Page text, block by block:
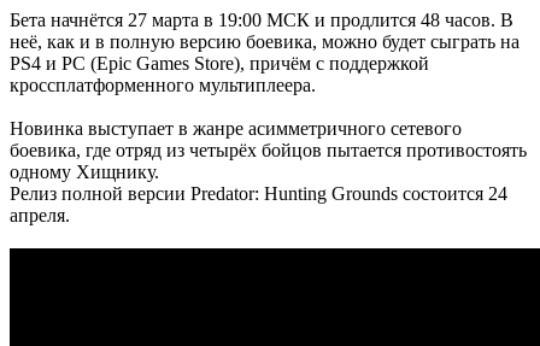
Бета начнётся 27 марта в 19:00 МСК и продлится 48 часов. В
неё, как и в полную версию боевика, можно будет сыграть на
PS4 и РС (Epic Games Store), причём с поддержкой
кроссплатформенного мультиплеера.
Новинка выступает в жанре асимметричного сетевого
боевика, где отряд из четырёх бойцов пытается противостоять
одному Хищнику.
Релиз полной версии Predator: Hunting Grounds состоится 24
апреля.